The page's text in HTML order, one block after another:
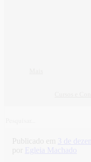
Publicado em 3 de
por
Egleia Machado